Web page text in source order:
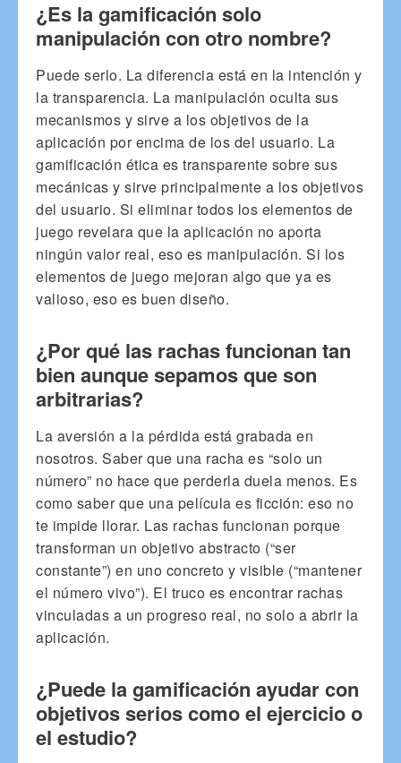
¿Es la gamificación solo
manipulación con otro nombre?
Puede serlo. La diferencia está en la intención y
la transparencia. La manipulación oculta sus
mecanismos y sirve a los objetivos de la
aplicación por encima de los del usuario. La
gamificación ética es transparente sobre sus
mecánicas y sirve principalmente a los objetivos
del usuario. Si eliminar todos los elementos de
juego revelara que la aplicación no aporta
ningún valor real, eso es manipulación. Si los
elementos de juego mejoran algo que ya es
valioso, eso es buen diseño.
¿Por qué las rachas funcionan tan
bien aunque sepamos que son
arbitrarias?
La aversión a la pérdida está grabada en
nosotros. Saber que una racha es “solo un
número” no hace que perderla duela menos. Es
como saber que una película es ficción: eso no
te impide llorar. Las rachas funcionan porque
transforman un objetivo abstracto (“ser
constante”) en uno concreto y visible (“mantener
el número vivo”). El truco es encontrar rachas
vinculadas a un progreso real, no solo a abrir la
aplicación.
¿Puede la gamificación ayudar con
objetivos serios como el ejercicio o
el estudio?